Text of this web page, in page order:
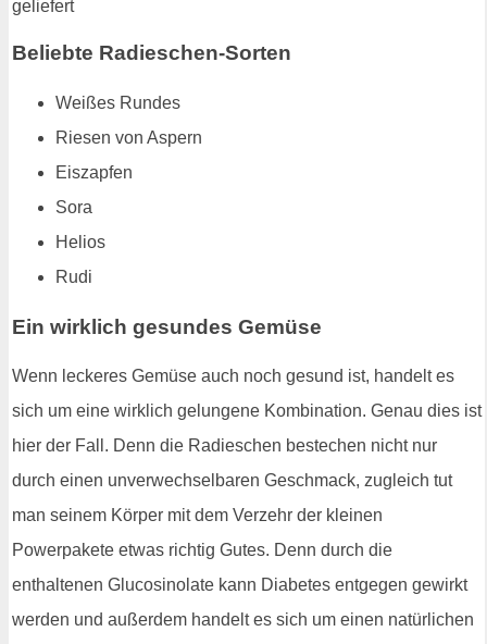
Beliebte Radieschen-Sorten
Weißes Rundes
Riesen von Aspern
Eiszapfen
Sora
Helios
Rudi
Ein wirklich gesundes Gemüse
Wenn leckeres Gemüse auch noch gesund ist, handelt es
sich um eine wirklich gelungene Kombination. Genau dies ist
hier der Fall. Denn die Radieschen bestechen nicht nur
durch einen unverwechselbaren Geschmack, zugleich tut
man seinem Körper mit dem Verzehr der kleinen
Powerpakete etwas richtig Gutes. Denn durch die
enthaltenen Glucosinolate kann Diabetes entgegen gewirkt
werden und außerdem handelt es sich um einen natürlichen